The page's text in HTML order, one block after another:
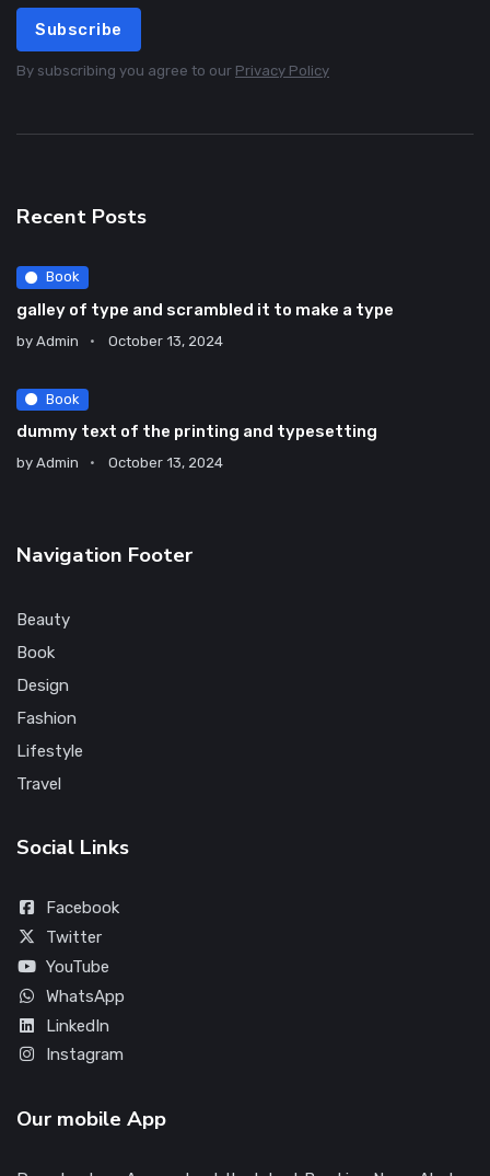
Subscribe
By subscribing you agree to our Privacy Policy
Recent Posts
Book
galley of type and scrambled it to make a type
by Admin October 13, 2024
Book
dummy text of the printing and typesetting
by Admin October 13, 2024
Navigation Footer
Beauty
Book
Design
Fashion
Lifestyle
Travel
Social Links
Facebook
Twitter
YouTube
WhatsApp
LinkedIn
Instagram
Our mobile App